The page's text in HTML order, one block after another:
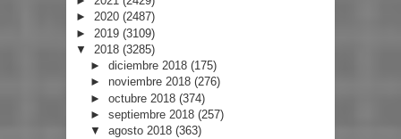
► 2020 (2487)
► 2019 (3109)
▼ 2018 (3285)
► diciembre 2018 (175)
► noviembre 2018 (276)
► octubre 2018 (374)
► septiembre 2018 (257)
▼ agosto 2018 (363)